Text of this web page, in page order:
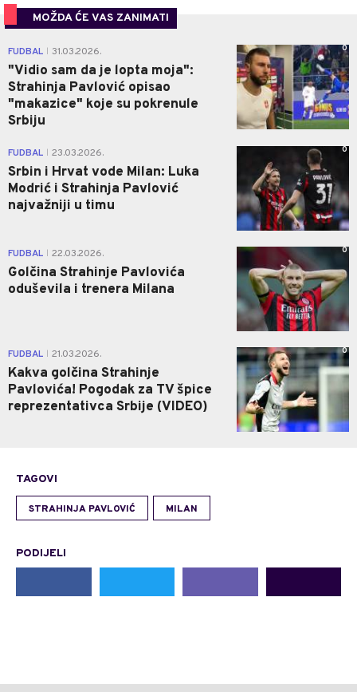
MOŽDA ĆE VAS ZANIMATI
FUDBAL 31.03.2026.
"Vidio sam da je lopta moja":
Strahinja Pavlović opisao
"makazice" koje su pokrenule
Srbiju
0
FUDBAL 23.03.2026.
Srbin i Hrvat vode Milan: Luka
Modrić i Strahinja Pavlović
najvažniji u timu
0
FUDBAL 22.03.2026.
Golčina Strahinje Pavlovića
oduševila i trenera Milana
0
FUDBAL 21.03.2026.
Kakva golčina Strahinje
Pavlovića! Pogodak za TV špice
reprezentativca Srbije (VIDEO)
0
TAGOVI
STRAHINJA PAVLOVIĆ MILAN
PODIJELI